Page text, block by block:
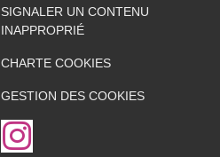
SIGNALER UN CONTENU
INAPPROPRIÉ
CHARTE COOKIES
GESTION DES COOKIES